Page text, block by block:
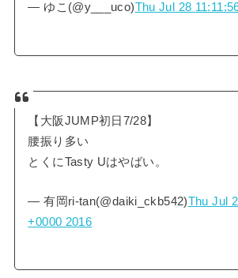
— ゆこ(@y___uco)Thu Jul 28
【大阪JUMP初日7/28】
腰振り多い
とくにTasty Uはやばい。
— 有岡ri-tan(@daiki_ckb542)Thu Jul
+0000 2016